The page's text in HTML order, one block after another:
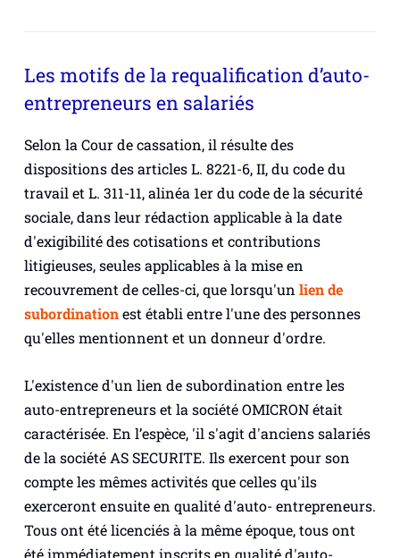
Les motifs de la requalification d’auto-
entrepreneurs en salariés
Selon la Cour de cassation, il résulte des
dispositions des articles L. 8221-6, II, du code du
travail et L. 311-11, alinéa 1er du code de la sécurité
sociale, dans leur rédaction applicable à la date
d'exigibilité des cotisations et contributions
litigieuses, seules applicables à la mise en
recouvrement de celles-ci, que lorsqu'un lien de
subordinationest établi entre l'une des personnes
qu'elles mentionnent et un donneur d'ordre.
L'existence d'un lien de subordination entre les
auto-entrepreneurs et la société OMICRON était
caractérisée. En l’espèce, 'il s'agit d'anciens salariés
de la société AS SECURITE. Ils exercent pour son
compte les mêmes activités que celles qu'ils
exerceront ensuite en qualité d'auto- entrepreneurs.
Tous ont été licenciés à la même époque, tous ont
été immédiatement inscrits en qualité d'auto-